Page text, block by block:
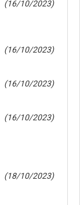
(16/10/2023)
(16/10/2023)
(16/10/2023)
(16/10/2023)
(18/10/2023)